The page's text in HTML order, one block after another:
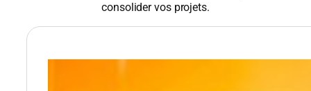
consolider vos projets.